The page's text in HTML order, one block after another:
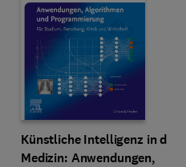
Künstliche Intelligenz in der
Medizin: Anwendungen,